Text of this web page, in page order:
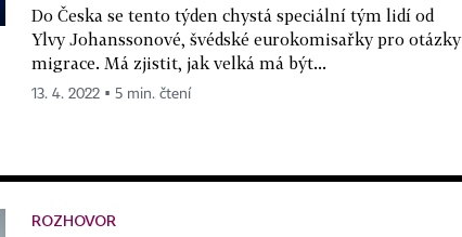
Do Česka se tento týden chystá speciální tým lidí od
Ylvy Johanssonové, švédské eurokomisařky pro otázky
migrace. Má zjistit, jak velká má být...
13. 4. 2022 ▪ 5 min. čtení
ROZHOVOR